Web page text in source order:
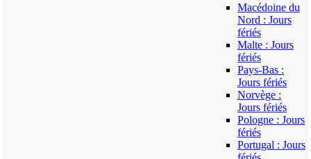
Macédoine du
Nord : Jours
fériés
Malte : Jours
fériés
Pays-Bas :
Jours fériés
Norvège :
Jours fériés
Pologne : Jours
fériés
Portugal : Jours